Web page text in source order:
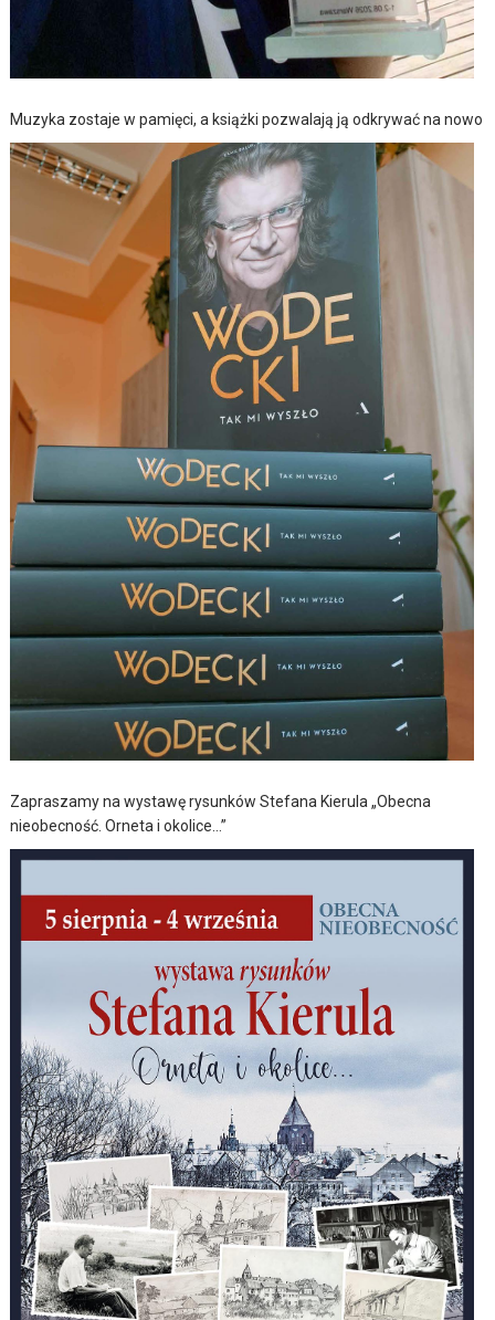
Muzyka zostaje w pamięci, a książki pozwalają ją odkrywać na nowo
Zapraszamy na wystawę rysunków Stefana Kierula „Obecna
nieobecność. Orneta i okolice…”